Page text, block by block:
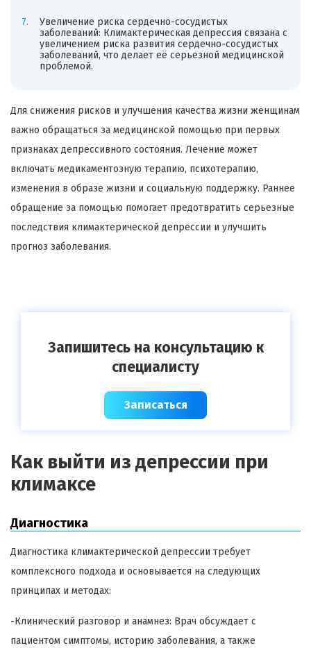
Увеличение риска сердечно-сосудистых
заболеваний: Климактерическая депрессия связана с
увеличением риска развития сердечно-сосудистых
заболеваний, что делает её серьезной медицинской
проблемой.
Для снижения рисков и улучшения качества жизни женщинам
важно обращаться за медицинской помощью при первых
признаках депрессивного состояния. Лечение может
включать медикаментозную терапию, психотерапию,
изменения в образе жизни и социальную поддержку. Раннее
обращение за помощью помогает предотвратить серьезные
последствия климактерической депрессии и улучшить
прогноз заболевания.
Запишитесь на консультацию к
специалисту
Записаться
Как выйти из депрессии при
климаксе
Диагностика
Диагностика климактерической депрессии требует
комплексного подхода и основывается на следующих
принципах и методах:
-Клинический разговор и анамнез: Врач обсуждает с
пациентом симптомы, историю заболевания, а также